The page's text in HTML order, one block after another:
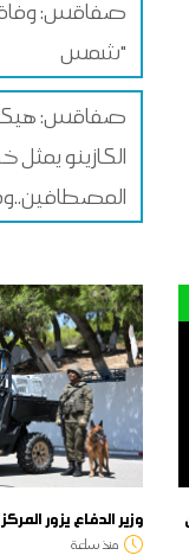
صفاقس: وفاة
شمس"
صفاقس:
الكازينو
وزير الدفاع يزور
منذ ساعة